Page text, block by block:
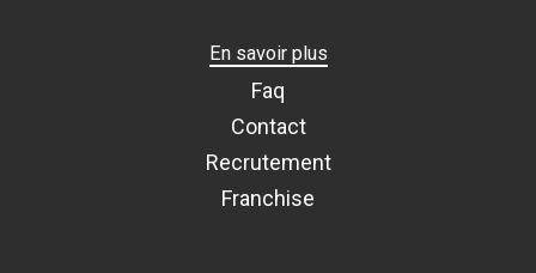
En savoir plus
Faq
Contact
Recrutement
Franchise